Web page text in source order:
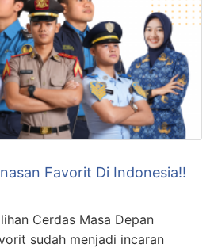
Favorit Di Indonesia!!
Cerdas Masa Depan
sudah menjadi incaran